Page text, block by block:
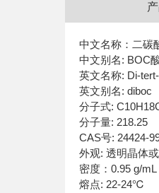
中文名称：二碳
中文别名: BOC
英文名称: Di-
英文别名: diboc
分子式:
分子量: 218.25
CAS号: 24424-
外观: 透明晶体
密度：0.95 g/
熔点: 22-24℃